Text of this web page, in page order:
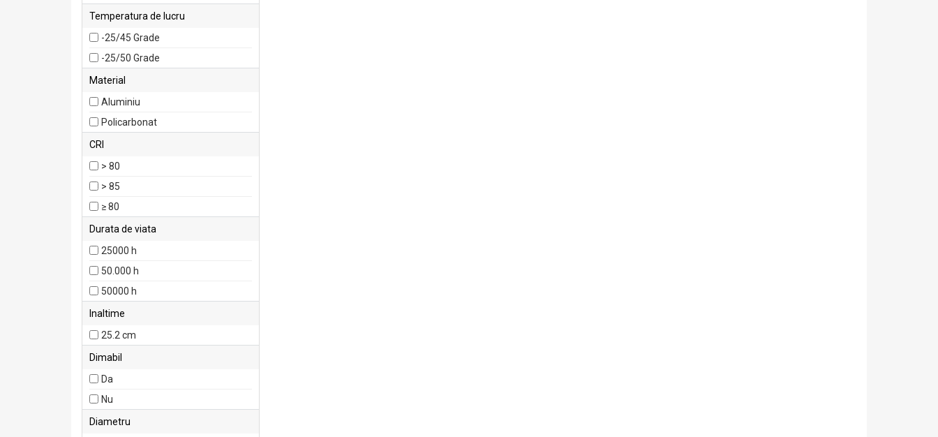
Temperatura de lucru
-25/45 Grade
-25/50 Grade
Material
Aluminiu
Policarbonat
CRI
> 80
> 85
≥ 80
Durata de viata
25000 h
50.000 h
50000 h
Inaltime
25.2 cm
Dimabil
Da
Nu
Diametru